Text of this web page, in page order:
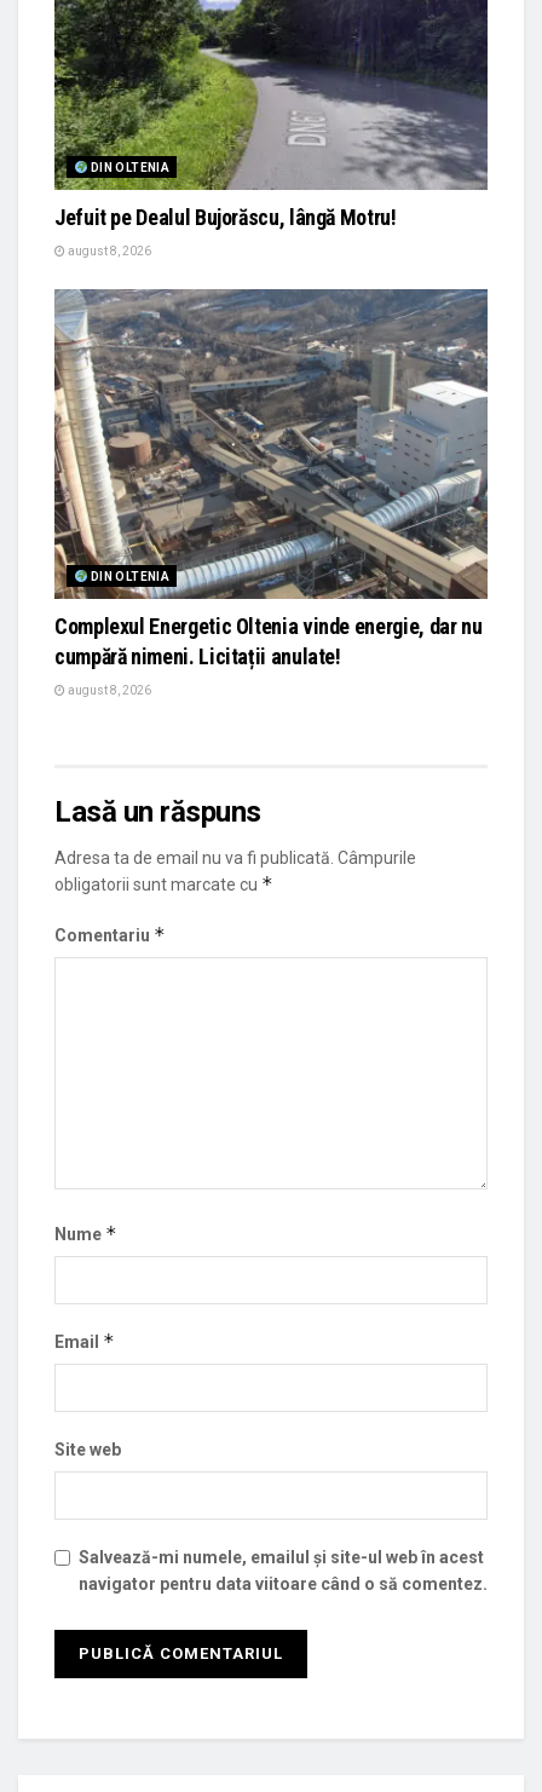
DIN OLTENIA
Jefuit pe Dealul Bujorăscu, lângă Motru!
august 8, 2026
DIN OLTENIA
Complexul Energetic Oltenia vinde energie, dar nu
cumpără nimeni. Licitații anulate!
august 8, 2026
Lasă un răspuns
Adresa ta de email nu va fi publicată. Câmpurile
obligatorii sunt marcate cu *
Comentariu *
Nume *
Email *
Site web
Salvează-mi numele, emailul și site-ul web în acest
navigator pentru data viitoare când o să comentez.